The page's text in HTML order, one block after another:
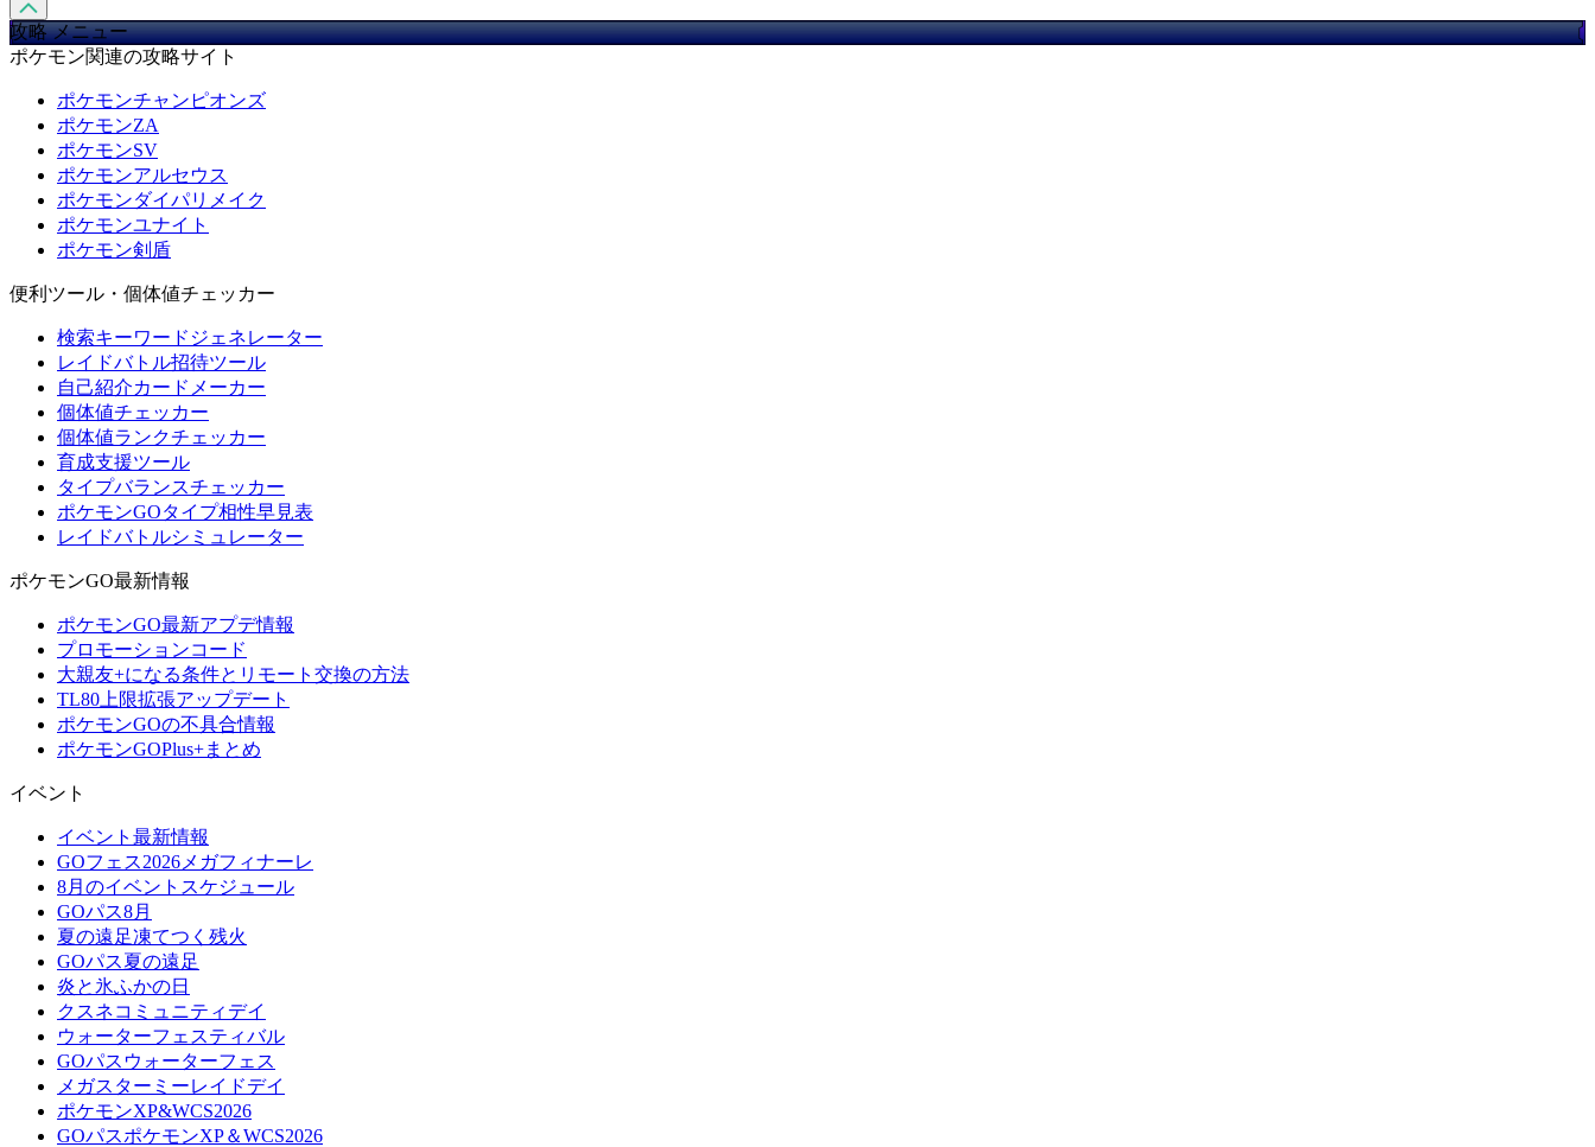
攻略 メニュー
ポケモン関連の攻略サイト
ポケモンチャンピオンズ
ポケモンZA
ポケモンSV
ポケモンアルセウス
ポケモンダイパリメイク
ポケモンユナイト
ポケモン剣盾
便利ツール・個体値チェッカー
検索キーワードジェネレーター
レイドバトル招待ツール
自己紹介カードメーカー
個体値チェッカー
個体値ランクチェッカー
育成支援ツール
タイプバランスチェッカー
ポケモンGOタイプ相性早見表
レイドバトルシミュレーター
ポケモンGO最新情報
ポケモンGO最新アプデ情報
プロモーションコード
大親友+になる条件とリモート交換の方法
TL80上限拡張アップデート
ポケモンGOの不具合情報
ポケモンGOPlus+まとめ
イベント
イベント最新情報
GOフェス2026メガフィナーレ
8月のイベントスケジュール
GOパス8月
夏の遠足凍てつく残火
GOパス夏の遠足
炎と氷ふかの日
クスネコミュニティデイ
ウォーターフェスティバル
GOパスウォーターフェス
メガスターミーレイドデイ
ポケモンXP&WCS2026
GOパスポケモンXP＆WCS2026